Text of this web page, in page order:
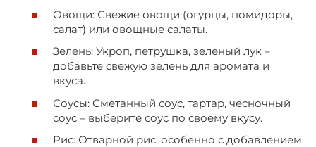
Овощи: Свежие овощи (огурцы, помидоры,
салат) или овощные салаты.
Зелень: Укроп, петрушка, зеленый лук –
добавьте свежую зелень для аромата и
вкуса.
Соусы: Сметанный соус, тартар, чесночный
соус – выберите соус по своему вкусу.
Рис: Отварной рис, особенно с добавлением